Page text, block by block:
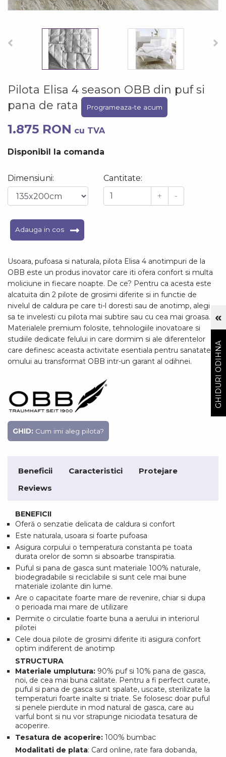
Pilota Elisa 4 season OBB din puf si
pana de rata
Programeaza-te acum
1.875 RON cu TVA
Disponibil la comanda
Dimensiuni:
Cantitate:
+
-
Adauga in cos
Usoara, pufoasa si naturala, pilota Elisa 4 anotimpuri de la
OBB este un produs inovator care iti ofera confort si multa
moliciune in fiecare noapte. De ce? Pentru ca acesta este
alcatuita din 2 pilote de grosimi diferite si in functie de
nivelul de caldura pe care ti-l doresti sau de anotimp, alegi
sa te invelesti cu pilota mai subtire sau cu cea mai groasa.
Materialele premium folosite, tehnologiile inovatoare si
studiile dedicate felului in care dormim si ale diferentelor
care definesc aceasta activitate esentiala pentru sanatatea
omului au transformat OBB intr-un garant al odihnei.
GHID: Cum imi aleg pilota?
Beneficii Caracteristici
Protejare
Reviews
BENEFICII
Oferă o senzatie delicata de caldura si confort
Este naturala, usoara si foarte pufoasa
Asigura corpului o temperatura constanta pe toata
durata orelor de somn si absoarbe transpiratia.
Puful si pana de gasca sunt materiale 100% naturale,
biodegradabile si reciclabile si sunt cele mai bune
materiale izolante din lume.
Are o capacitate foarte mare de revenire, chiar si dupa
o perioada mai mare de utilizare
Permite o circulatie foarte buna a aerului in interiorul
pilotei
Cele doua pilote de grosimi diferite iti asigura confort
optim indiferent de anotimp
STRUCTURA
Materiale umplutura: 90% puf si 10% pana de gasca,
noi, de cea mai buna calitate. Pentru a fi perfect curate,
puful si pana de gasca sunt spalate, uscate, sterilizate la
temperaturi foarte inalte si triate. Se folosesc doar puful
si penele pierdute in mod natural de gasca, care au
varful bont si nu vor strapunge niciodata tesatura de
acoperire.
Tesatura de acoperire: 100% bumbac
Modalitati de plata: Card online, rate fara dobanda,
«
GHIDURI ODIHNA